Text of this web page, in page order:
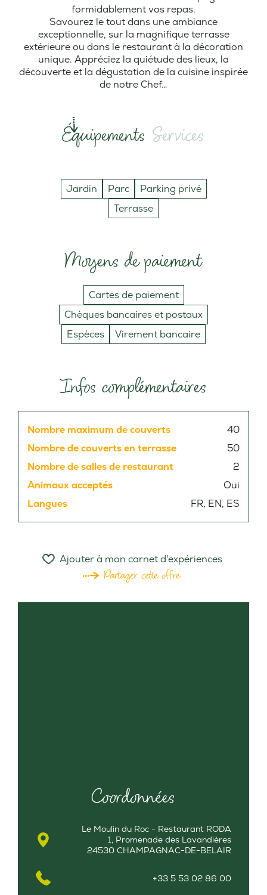
formidablement vos repas.
Savourez le tout dans une ambiance
exceptionnelle, sur la magnifique terrasse
extérieure ou dans le restaurant à la décoration
unique. Appréciez la quiétude des lieux, la
découverte et la dégustation de la cuisine inspirée
de notre Chef…
Équipements Services
Jardin Parc
Parking privé
Terrasse
Moyens de paiement
Cartes de paiement
Chèques bancaires et postaux
Espèces
Virement bancaire
Infos complémentaires
Nombre maximum de couverts
40
Nombre de couverts en terrasse
50
Nombre de salles de restaurant
2
Animaux acceptés
Oui
Langues
FR, EN, ES
Ajouter à mon carnet d'expériences
Partager cette offre
Coordonnées
Le Moulin du Roc - Restaurant RODA
1, Promenade des Lavandières
24530 CHAMPAGNAC-DE-BELAIR
+33 5 53 02 86 00